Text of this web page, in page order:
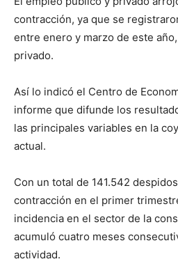
contracción, ya que se
entre enero y marzo de este
privado.
Así lo indicó el Centro de
informe que difunde los
las principales variables en la
actual.
Con un total de 141.542
contracción en el primer
incidencia en el sector de la
acumuló cuatro meses
actividad.